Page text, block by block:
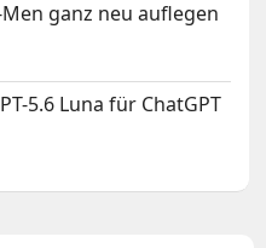
ganz neu auflegen
5.6 Luna für ChatGPT